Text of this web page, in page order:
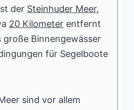
der Steinhuder Meer,
20 Kilometer entfernt
große Binnengewässer
für Segelboote
sind vor allem